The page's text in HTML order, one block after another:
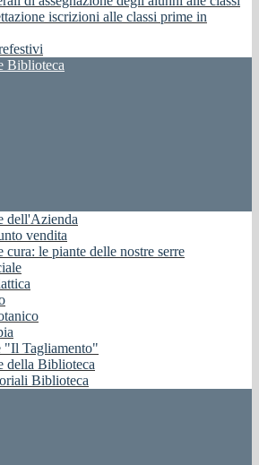
iscrizioni alle classi prime in
Biblioteca
dell'Azienda
vendita
cura: le piante delle nostre serre
"Il Tagliamento"
della Biblioteca
Biblioteca